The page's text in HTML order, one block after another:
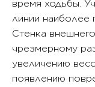
время ходьбы.
линии наиболее
Стенка
чрезмерному
увеличению
появлению